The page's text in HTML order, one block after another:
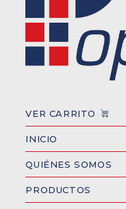
VER CARRITO
INICIO
QUIÉNES SOMOS
PRODUCTOS